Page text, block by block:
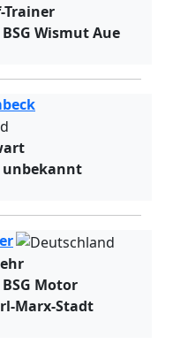
Trainer
BSG Wismut Aue
unbekannt
BSG Motor
Marx-Stadt